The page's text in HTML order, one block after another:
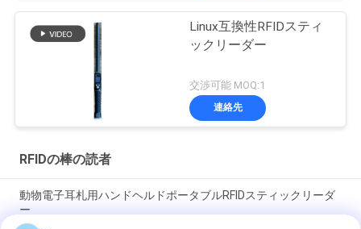
Linux互換性RFIDスティ
ックリーダー
交渉可能 MOQ:1
連絡先
RFIDの棒の読者
動物電子耳札用ハンドヘルドポータブルRFIDスティックリーダ
ー